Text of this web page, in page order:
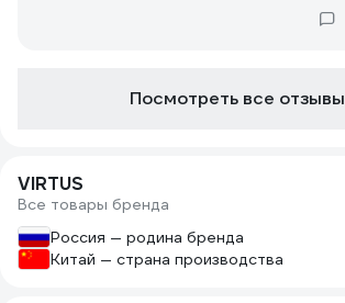
кисточками - теперь только дерево.
Посмотреть все отзывы
VIRTUS
Все товары бренда
Россия — родина бренда
Китай — страна производства